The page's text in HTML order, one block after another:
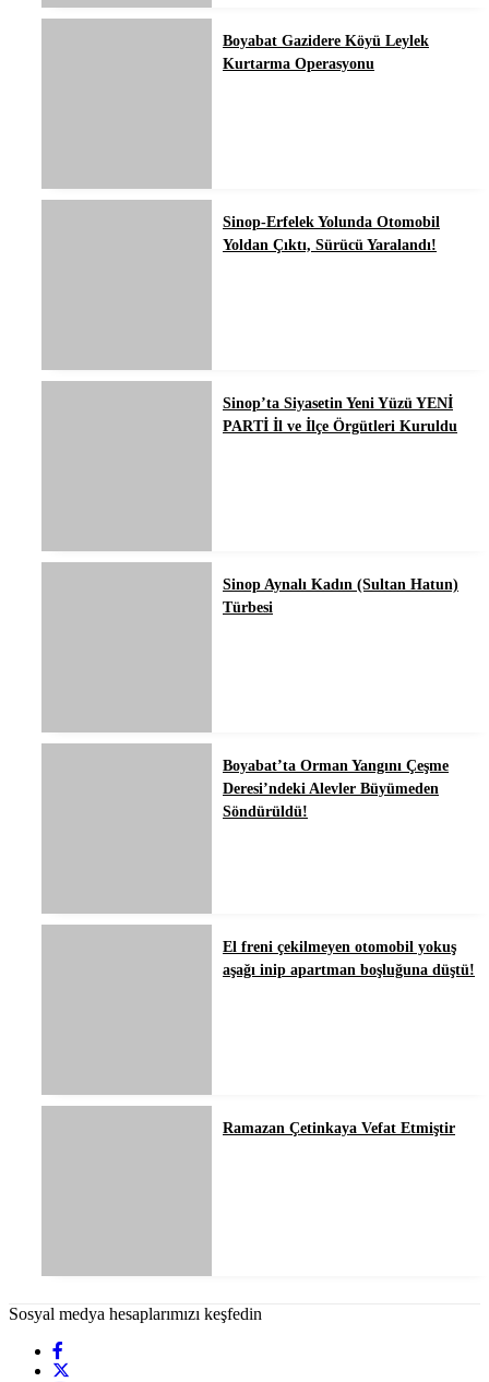
Boyabat Gazidere Köyü Leylek
Kurtarma Operasyonu
Sinop-Erfelek Yolunda Otomobil
Yoldan Çıktı, Sürücü Yaralandı!
Sinop’ta Siyasetin Yeni Yüzü YENİ
PARTİ İl ve İlçe Örgütleri Kuruldu
Sinop Aynalı Kadın (Sultan Hatun)
Türbesi
Boyabat’ta Orman Yangını Çeşme
Deresi’ndeki Alevler Büyümeden
Söndürüldü!
El freni çekilmeyen otomobil yokuş
aşağı inip apartman boşluğuna düştü!
Ramazan Çetinkaya Vefat Etmiştir
Sosyal medya hesaplarımızı keşfedin